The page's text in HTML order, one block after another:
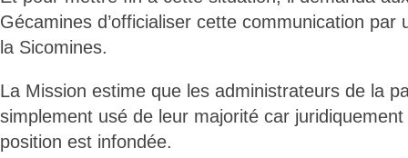
Gécamines d’officialiser cette communication par
la Sicomines.
La Mission estime que les administrateurs de la
simplement usé de leur majorité car
position est infondée.